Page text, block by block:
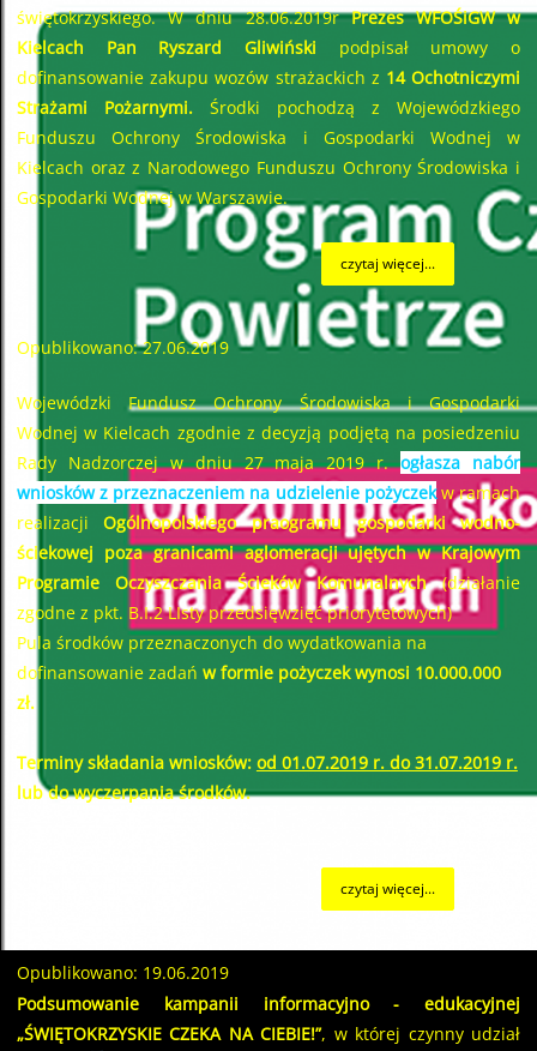
świętokrzyskiego. W dniu 28.06.2019rPrezes WFOŚiGW w
Kielcach Pan Ryszard Gliwiński podpisał umowy o
dofinansowanie zakupu wozów strażackich z 14 Ochotniczymi
Strażami Pożarnymi.Środki pochodzą z Wojewódzkiego
Funduszu Ochrony Środowiska i Gospodarki Wodnej w
Kielcach oraz z Narodowego Funduszu Ochrony Środowiska i
Gospodarki Wodnej w Warszawie.
czytaj więcej...
Opublikowano: 27.06.2019
Wojewódzki Fundusz Ochrony Środowiska i Gospodarki
Wodnej w Kielcach zgodnie z decyzją podjętą na posiedzeniu
Rady Nadzorczej w dniu 27 maja 2019 r.ogłasza nabór
wniosków z przeznaczeniem na udzielenie pożyczekw ramach
realizacjiOgólnopolskiego praogramu gospodarki wodno-
ściekowej poza granicami aglomeracji ujętych w Krajowym
Programie Oczyszczania Ścieków Komunalnych(działanie
zgodne z pkt. B.I.2 LIsty przedsięwzięć priorytetowych)
Pula środków przeznaczonych do wydatkowania na
dofinansowanie zadań w formie pożyczek wynosi 10.000.000
zł.
Terminy składania wniosków: od 01.07.2019 r. do 31.07.2019 r.
lub do wyczerpania środków.
czytaj więcej...
Opublikowano: 19.06.2019
Podsumowanie kampanii informacyjno - edukacyjnej
„ŚWIĘTOKRZYSKIE CZEKA NA CIEBIE!”, w której czynny udział